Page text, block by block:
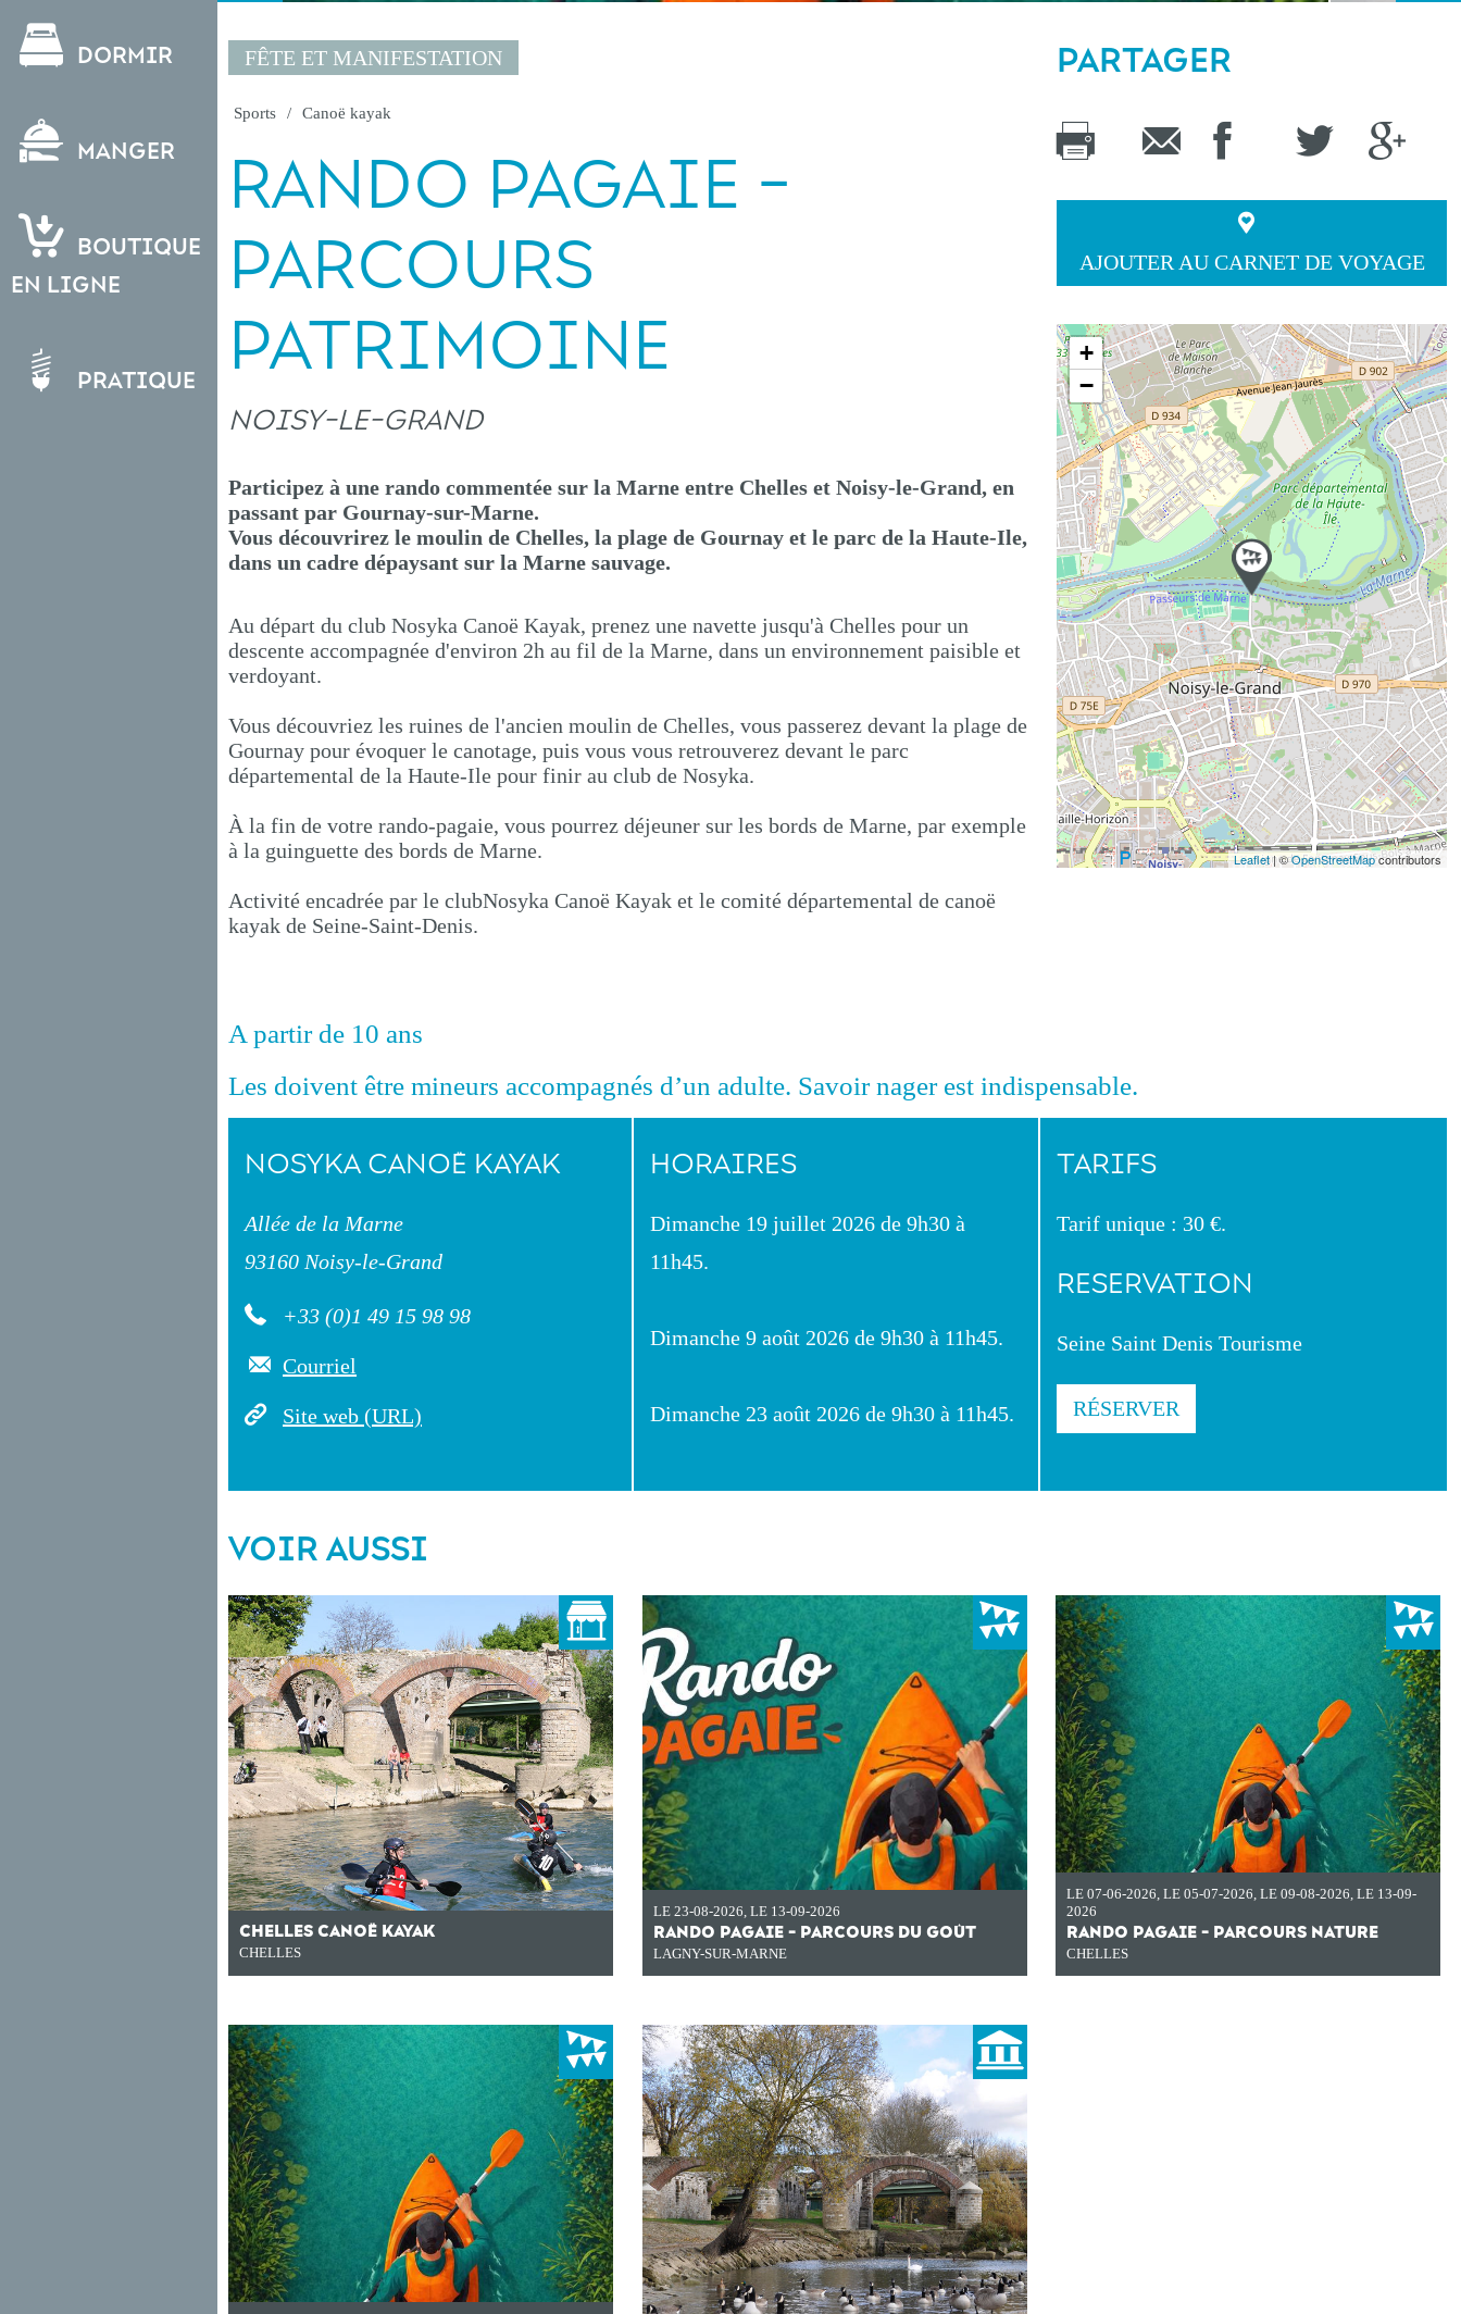
Dormir
Manger
Boutique
en ligne
Pratique
FÊTE ET MANIFESTATION
Sports Canoë kayak
RANDO PAGAIE -
PARCOURS
PATRIMOINE
NOISY-LE-GRAND
Participez à une rando commentée sur la Marne entre Chelles et Noisy-le-Grand, en
passant par Gournay-sur-Marne.
Vous découvrirez le moulin de Chelles, la plage de Gournay et le parc de la Haute-Ile,
dans un cadre dépaysant sur la Marne sauvage.
Au départ du club Nosyka Canoë Kayak, prenez une navette jusqu'à Chelles pour un
descente accompagnée d'environ 2h au fil de la Marne, dans un environnement paisible et
verdoyant.
Vous découvriez les ruines de l'ancien moulin de Chelles, vous passerez devant la plage de
Gournay pour évoquer le canotage, puis vous vous retrouverez devant le parc
départemental de la Haute-Ile pour finir au club de Nosyka.
À la fin de votre rando-pagaie, vous pourrez déjeuner sur les bords de Marne, par exemple
à la guinguette des bords de Marne.
Activité encadrée par le clubNosyka Canoë Kayak et le comité départemental de canoë
kayak de Seine-Saint-Denis.
PARTAGER
AJOUTER AU CARNET DE VOYAGE
+
−
Leaflet| ©OpenStreetMapcontributors
A partir de 10 ans
Les doivent être mineurs accompagnés d’un adulte. Savoir nager est indispensable.
NOSYKA CANOË KAYAK
Allée de la Marne
93160 Noisy-le-Grand
+33 (0)1 49 15 98 98
Courriel
Site web (URL)
HORAIRES
Dimanche 19 juillet 2026 de 9h30 à
11h45.
Dimanche 9 août 2026 de 9h30 à 11h45.
Dimanche 23 août 2026 de 9h30 à 11h45.
TARIFS
Tarif unique : 30 €.
RESERVATION
Seine Saint Denis Tourisme
RÉSERVER
VOIR AUSSI
CHELLES CANOË KAYAK
CHELLES
LE 23-08-2026, LE 13-09-2026
RANDO PAGAIE - PARCOURS DU GOÛT
LAGNY-SUR-MARNE
LE 07-06-2026,LE 05-07-2026,LE 09-08-2026,LE 13-09-
2026
RANDO PAGAIE - PARCOURS NATURE
CHELLES